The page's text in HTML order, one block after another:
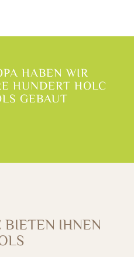
HABEN WIR
HUNDERT HOLC
GEBAUT
BIETEN IHNEN